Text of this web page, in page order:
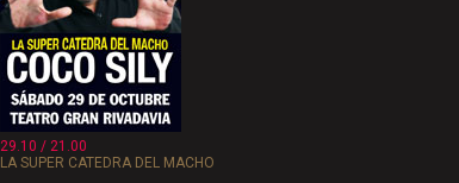
29.10 / 21.00
LA SUPER CATEDRA DEL MACHO